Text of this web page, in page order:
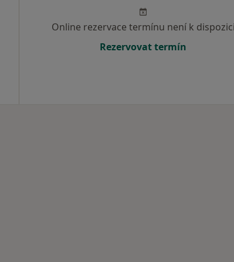
Online rezervace termínu není k
Rezervovat termín